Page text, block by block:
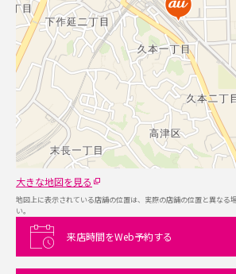
大きな地図を見る
地図上に表示されている店舗の位置は、実際の店舗の位置と異なる
い。
来店時間をWeb予約する